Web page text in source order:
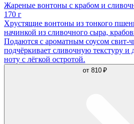
Жареные вонтоны с крабом и
170 г
Хрустящие вонтоны из тонкого
начинкой из сливочного сыра,
Подаются с ароматным соусом свит-
подчёркивает сливочную текстуру и
ноту с лёгкой остротой.
от 810 ₽